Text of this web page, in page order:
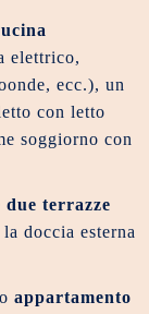
elettrico,
ecc.), un
con letto
soggiorno con
due terrazze
doccia esterna
appartamento